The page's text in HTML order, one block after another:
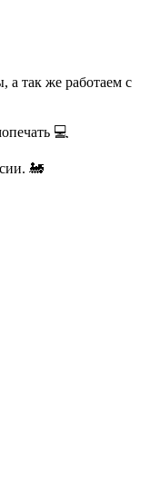
а так же работаем с
💻
🚂